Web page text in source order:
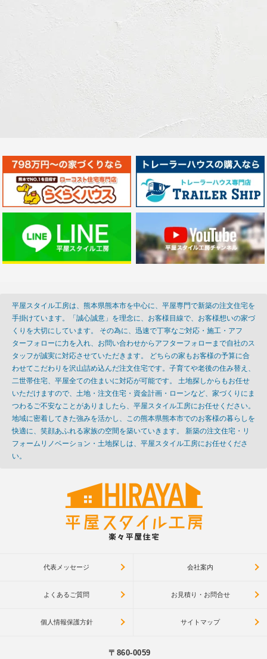
平屋スタイル工房は、熊本県熊本市を中心に、平屋専門で新築の注文住宅を
手掛けています。「誠心誠意」を理念に、お客様目線で、お客様想いの家づ
くりを大切にしています。 その為に、迅速で丁寧なご対応・施工・アフ
ターフォローに力を入れ、お問い合わせからアフターフォローまで自社のス
タッフが誠実に対応させていただきます。 どちらの家もお客様の予算に合
わせてこだわりを沢山詰め込んだ注文住宅です。子育てや老後の住み替え、
二世帯住宅、平屋全ての住まいに対応が可能です。 土地探しからもお任せ
いただけますので、土地・注文住宅・資金計画・ローンなど、家づくりにま
つわるご不安なことがありましたら、平屋スタイル工房にお任せください。
地域に密着してきた強みを活かし、この熊本県熊本市でのお客様の暮らしを
快適に、笑顔あふれる家族の空間を築いていきます。 新築の注文住宅・リ
フォームリノベーション・土地探しは、平屋スタイル工房にお任せくださ
い。
代表メッセージ 会社案内
よくあるご質問 お見積り・お問合せ
個人情報保護方針 サイトマップ
〒860-0059